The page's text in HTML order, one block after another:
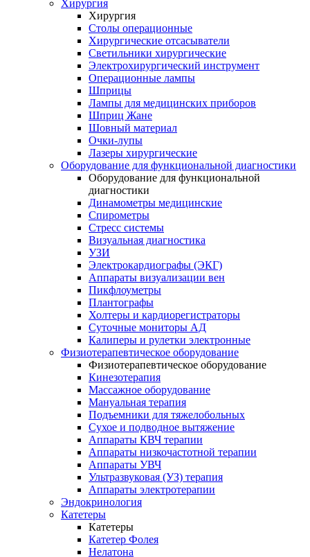
Хирургия
Хирургия
Столы операционные
Хирургические отсасыватели
Светильники хирургические
Электрохирургический инструмент
Операционные лампы
Шприцы
Лампы для медицинских приборов
Шприц Жане
Шовный материал
Очки-лупы
Лазеры хирургические
Оборудование для функциональной диагностики
Оборудование для функциональной
диагностики
Динамометры медицинские
Спирометры
Стресс системы
Визуальная диагностика
УЗИ
Электрокардиографы (ЭКГ)
Аппараты визуализации вен
Пикфлоуметры
Плантографы
Холтеры и кардиорегистраторы
Суточные мониторы АД
Калиперы и рулетки электронные
Физиотерапевтическое оборудование
Физиотерапевтическое оборудование
Кинезотерапия
Массажное оборудование
Мануальная терапия
Подъемники для тяжелобольных
Сухое и подводное вытяжение
Аппараты КВЧ терапии
Аппараты низкочастотной терапии
Аппараты УВЧ
Ультразвуковая (УЗ) терапия
Аппараты электротерапии
Эндокринология
Катетеры
Катетеры
Катетер Фолея
Нелатона